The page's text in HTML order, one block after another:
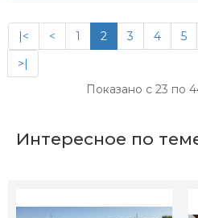
|< < 1 2 3 4 5
>|
Показано с 23 по
Интересное по